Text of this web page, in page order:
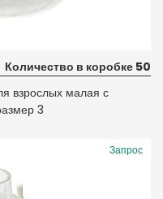
Количество в коробке 50
взрослых малая с
3
Запрос